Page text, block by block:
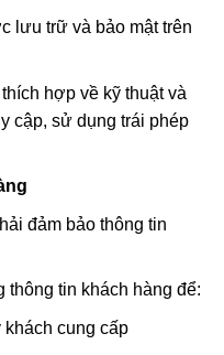
lưu trữ và bảo mật trên
hợp về kỹ thuật và
cập, sử dụng trái phép
đảm bảo thông tin
thông tin khách hàng để:
cung cấp